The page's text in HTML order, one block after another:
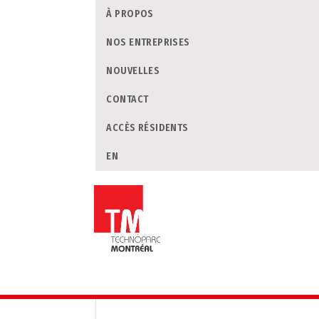
À PROPOS
NOS ENTREPRISES
NOUVELLES
CONTACT
ACCÈS RÉSIDENTS
EN